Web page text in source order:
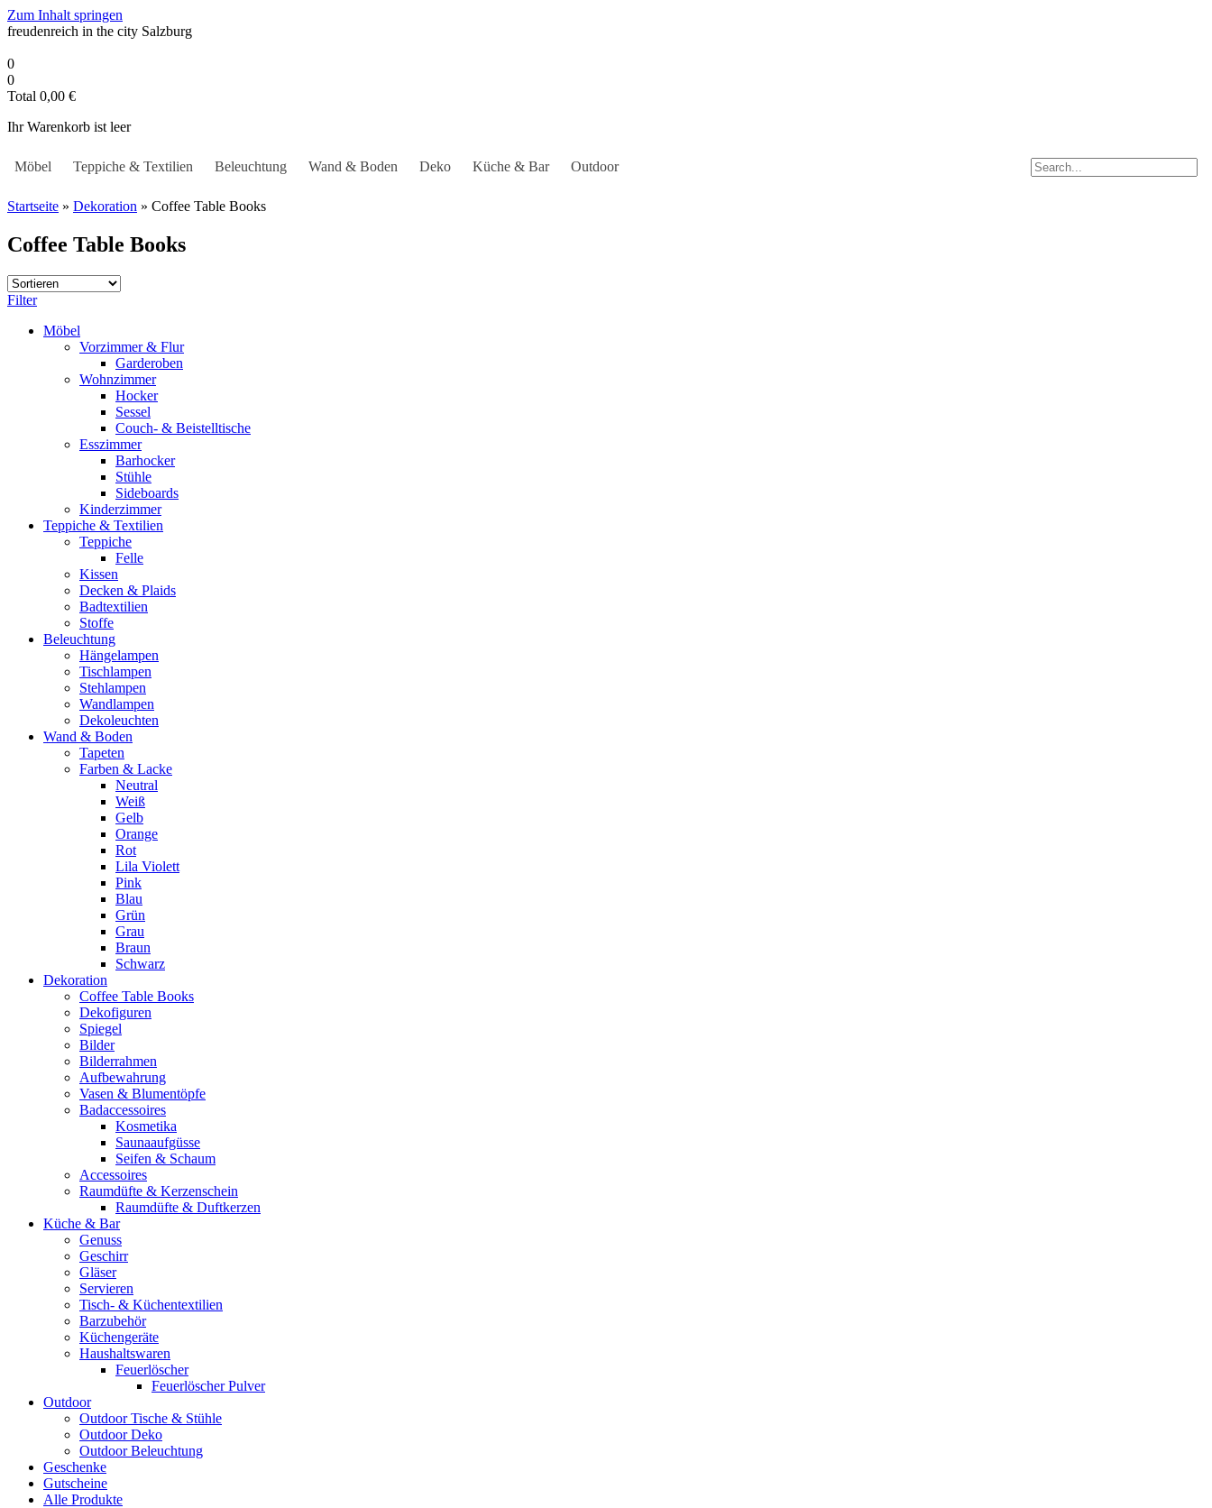
Zum Inhalt springen
freudenreich in the city Salzburg
0
0
Total 0,00 €
Ihr Warenkorb ist leer
Möbel Teppiche & Textilien Beleuchtung Wand & Boden Deko Küche & Bar Outdoor
Startseite » Dekoration » Coffee Table Books
Coffee Table Books
Filter
Möbel
Vorzimmer & Flur
Garderoben
Wohnzimmer
Hocker
Sessel
Couch- & Beistelltische
Esszimmer
Barhocker
Stühle
Sideboards
Kinderzimmer
Teppiche & Textilien
Teppiche
Felle
Kissen
Decken & Plaids
Badtextilien
Stoffe
Beleuchtung
Hängelampen
Tischlampen
Stehlampen
Wandlampen
Dekoleuchten
Wand & Boden
Tapeten
Farben & Lacke
Neutral
Weiß
Gelb
Orange
Rot
Lila Violett
Pink
Blau
Grün
Grau
Braun
Schwarz
Dekoration
Coffee Table Books
Dekofiguren
Spiegel
Bilder
Bilderrahmen
Aufbewahrung
Vasen & Blumentöpfe
Badaccessoires
Kosmetika
Saunaaufgüsse
Seifen & Schaum
Accessoires
Raumdüfte & Kerzenschein
Raumdüfte & Duftkerzen
Küche & Bar
Genuss
Geschirr
Gläser
Servieren
Tisch- & Küchentextilien
Barzubehör
Küchengeräte
Haushaltswaren
Feuerlöscher
Feuerlöscher Pulver
Outdoor
Outdoor Tische & Stühle
Outdoor Deko
Outdoor Beleuchtung
Geschenke
Gutscheine
Alle Produkte